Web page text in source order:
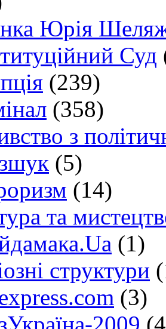
Юрія
Суд
(239)
(358)
з
(5)
(14)
та
(1)
структури
(3)
2009